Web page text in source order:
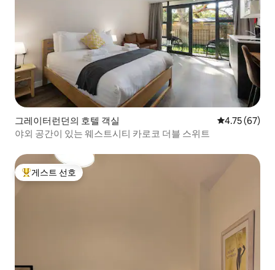
그레이터런던의 호텔 객실 평점 4.75점
4.75 (67)
야외 공간이 있는 웨스트시티 카로코 더블 스위트
상위 게스트 선호
게스트 선호